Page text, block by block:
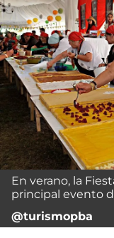
En verano, la
principal evento
@turismopba